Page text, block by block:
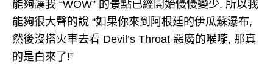
能夠讓我 “WOW” 的景點已經開始慢慢變少. 所以我
能夠很大聲的說 “如果你來到阿根廷的伊瓜蘇瀑布,
然後沒搭火車去看 Devil’s Throat 惡魔的喉嚨, 那真
的是白來了!”